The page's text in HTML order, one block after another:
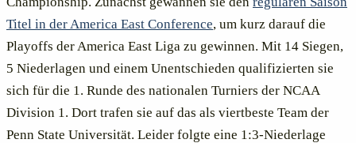
Titel in der America East Conference, um kurz darauf die
Playoffs der America East Liga zu gewinnen. Mit 14 Siegen,
5 Niederlagen und einem Unentschieden qualifizierten sie
sich für die 1. Runde des nationalen Turniers der NCAA
Division 1. Dort trafen sie auf das als viertbeste Team der
Penn State Universität. Leider folgte eine 1:3-Niederlage